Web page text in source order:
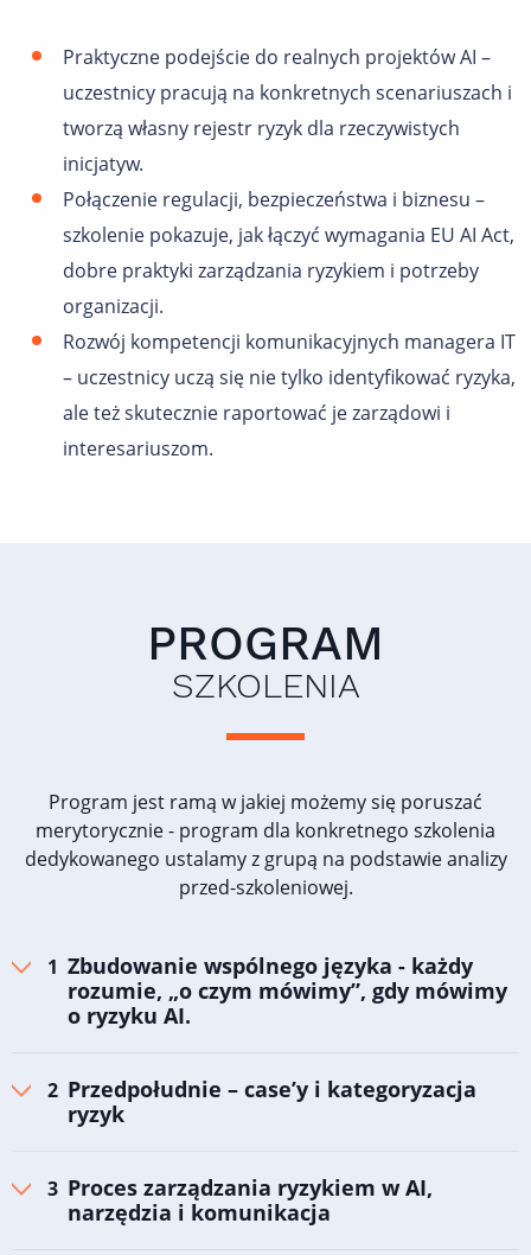
Praktyczne podejście do realnych projektów AI –
uczestnicy pracują na konkretnych scenariuszach i
tworzą własny rejestr ryzyk dla rzeczywistych
inicjatyw.
Połączenie regulacji, bezpieczeństwa i biznesu –
szkolenie pokazuje, jak łączyć wymagania EU AI Act,
dobre praktyki zarządzania ryzykiem i potrzeby
organizacji.
Rozwój kompetencji komunikacyjnych managera IT
– uczestnicy uczą się nie tylko identyfikować ryzyka,
ale też skutecznie raportować je zarządowi i
interesariuszom.
PROGRAM
SZKOLENIA
Program jest ramą w jakiej możemy się poruszać
merytorycznie - program dla konkretnego szkolenia
dedykowanego ustalamy z grupą na podstawie analizy
przed-szkoleniowej.
Zbudowanie wspólnego języka - każdy
rozumie, „o czym mówimy”, gdy mówimy
o ryzyku AI.
Przedpołudnie – case’y i kategoryzacja
ryzyk
Proces zarządzania ryzykiem w AI,
narzędzia i komunikacja